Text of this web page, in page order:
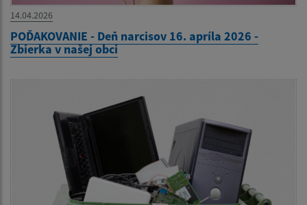
14.04.2026
POĎAKOVANIE - Deň narcisov 16. apríla 2026 -
Zbierka v našej obci